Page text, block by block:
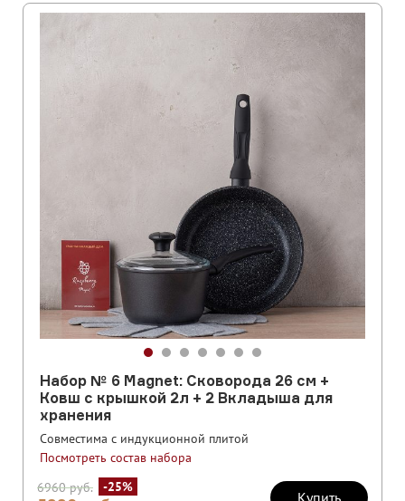
Скидка
Набор № 6 Magnet: Сковорода 26 см +
Ковш с крышкой 2л + 2 Вкладыша для
хранения
Совместима с индукционной плитой
-25%
6960руб.
Посмотреть состав набора
Купить